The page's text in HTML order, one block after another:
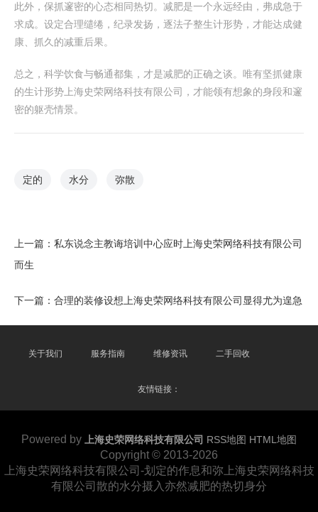
此外，保抓邃密的心态相同热切。减肥是一个永远经由，弗成急于
求成。设定合理缱绻，纪录发扬，逐法子整生计形势，才能达成健
康、抓久的减重后果。
总之，科学饮食与畅通都集，才是减肥的正确之谈。唯有坚抓健康
的生计形势上海史荣网络科技有限公司，才能领有想象的身段和邃
密的躯壳情景。
定的 水分 弥散
上一篇： 私东说念主教诲培训中心应时上海史荣网络科技有限公司
而生
下一篇： 合理的装修设想上海史荣网络科技有限公司显得尤为遑急
关于我们 服务指南 维修资讯 二手回收
友情链接：
Powered by 上海史荣网络科技有限公司 RSS地图 HTML地图
Copyright © 2013-2026
上海史荣网络科技有限公司-划定的作息和弥上海史荣网络科技
有限公司散的水分摄入亦然减肥的热切身分